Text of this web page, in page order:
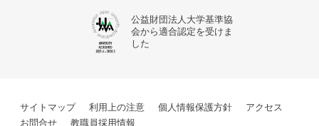
公益財団法人大学基準協
会から適合認定を受けま
した
サイトマップ 利用上の注意 個人情報保護方針
アクセス
お問合せ
教職員採用情報